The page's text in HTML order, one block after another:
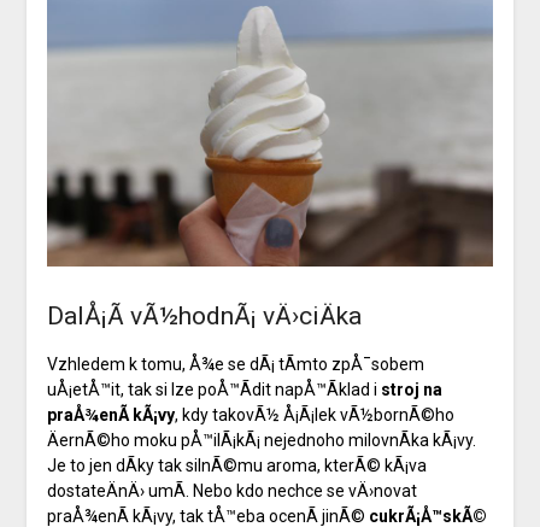
DalÅ¡Ã­ vÃ½hodnÃ¡ vÄ›ciÄka
Vzhledem k tomu, Å¾e se dÃ¡ tÃ­mto zpÅ¯sobem
uÅ¡etÅ™it, tak si lze poÅ™Ã­dit napÅ™Ã­klad i stroj na
praÅ¾enÃ­ kÃ¡vy, kdy takovÃ½ Å¡Ã¡lek vÃ½bornÃ©ho
ÄernÃ©ho moku pÅ™ilÃ¡kÃ¡ nejednoho milovnÃ­ka kÃ¡vy.
Je to jen dÃ­ky tak silnÃ©mu aroma, kterÃ© kÃ¡va
dostateÄnÄ› umÃ­. Nebo kdo nechce se vÄ›novat
praÅ¾enÃ­ kÃ¡vy, tak tÅ™eba ocenÃ­ jinÃ© cukrÃ¡Å™skÃ©